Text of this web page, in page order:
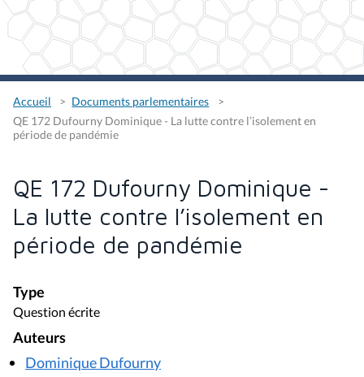
Accueil
Documents parlementaires
QE 172 Dufourny Dominique - La lutte contre l’isolement en
période de pandémie
QE 172 Dufourny Dominique -
La lutte contre l’isolement en
période de pandémie
Type
Question écrite
Auteurs
Dominique Dufourny